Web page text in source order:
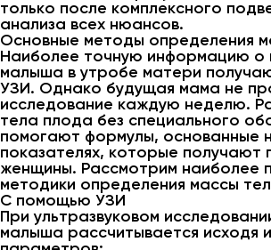
только после комплексного
анализа всех нюансов.
Основные методы определения
Наиболее точную информацию о
малыша в утробе матери
УЗИ. Однако будущая мама не
исследование каждую неделю.
тела плода без специального
помогают формулы, основанные
показателях, которые получают
женщины. Рассмотрим наиболее
методики определения массы
С помощью УЗИ
При ультразвуковом
малыша рассчитывается исходя